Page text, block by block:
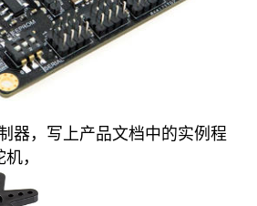
器，写上产品文档中的实例程
，